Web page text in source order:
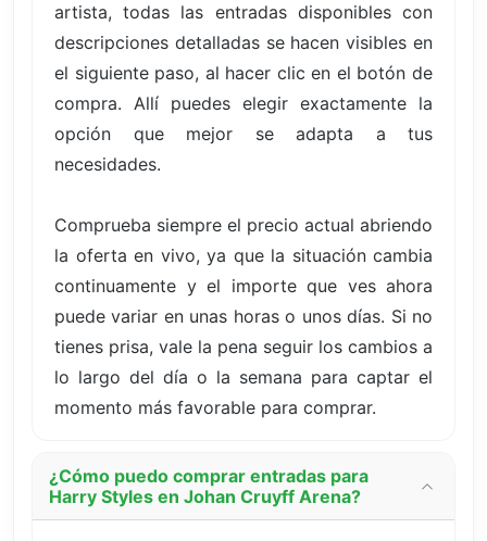
artista, todas las entradas disponibles con
descripciones detalladas se hacen visibles en
el siguiente paso, al hacer clic en el botón de
compra. Allí puedes elegir exactamente la
opción que mejor se adapta a tus
necesidades.
Comprueba siempre el precio actual abriendo
la oferta en vivo, ya que la situación cambia
continuamente y el importe que ves ahora
puede variar en unas horas o unos días. Si no
tienes prisa, vale la pena seguir los cambios a
lo largo del día o la semana para captar el
momento más favorable para comprar.
¿Cómo puedo comprar entradas para
Harry Styles en Johan Cruyff Arena?